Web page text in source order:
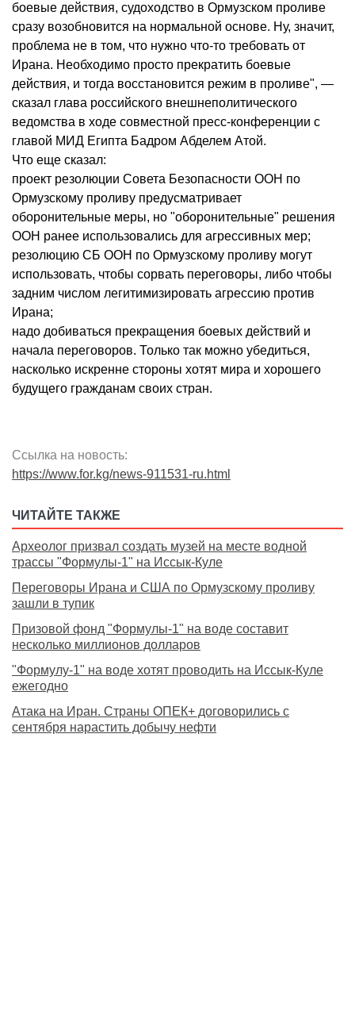
боевые действия, судоходство в Ормузском проливе
сразу возобновится на нормальной основе. Ну, значит,
проблема не в том, что нужно что-то требовать от
Ирана. Необходимо просто прекратить боевые
действия, и тогда восстановится режим в проливе", —
сказал глава российского внешнеполитического
ведомства в ходе совместной пресс-конференции с
главой МИД Египта Бадром Абделем Атой.
Что еще сказал:
проект резолюции Совета Безопасности ООН по
Ормузскому проливу предусматривает
оборонительные меры, но "оборонительные" решения
ООН ранее использовались для агрессивных мер;
резолюцию СБ ООН по Ормузскому проливу могут
использовать, чтобы сорвать переговоры, либо чтобы
задним числом легитимизировать агрессию против
Ирана;
надо добиваться прекращения боевых действий и
начала переговоров. Только так можно убедиться,
насколько искренне стороны хотят мира и хорошего
будущего гражданам своих стран.
Ссылка на новость:
https://www.for.kg/news-911531-ru.html
ЧИТАЙТЕ ТАКЖЕ
Археолог призвал создать музей на месте водной
трассы "Формулы-1" на Иссык-Куле
Переговоры Ирана и США по Ормузскому проливу
зашли в тупик
Призовой фонд "Формулы-1" на воде составит
несколько миллионов долларов
"Формулу-1" на воде хотят проводить на Иссык-Куле
ежегодно
Атака на Иран. Страны ОПЕК+ договорились с
сентября нарастить добычу нефти